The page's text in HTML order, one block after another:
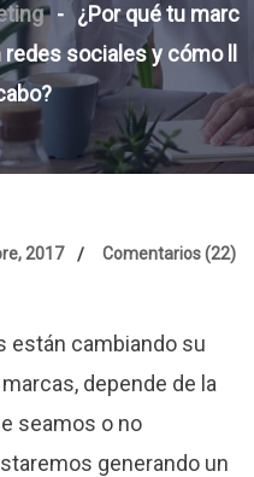
¿Por qué tu marc
sociales y cómo ll
2017 Comentarios (22)
están cambiando su
depende de la
seamos o no
generando un